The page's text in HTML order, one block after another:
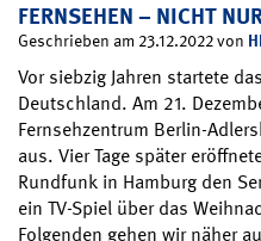
FERNSEHEN – NICHT
Geschrieben am 23.12.2022 von
Vor siebzig Jahren startete
Deutschland. Am 21.
Fernsehzentrum Berlin-
aus. Vier Tage später
Rundfunk in Hamburg den
ein TV-Spiel über das
Folgenden gehen wir näher